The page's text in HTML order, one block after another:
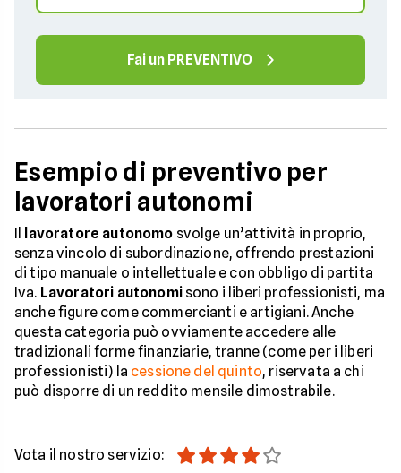
Fai un PREVENTIVO
Esempio di preventivo per
lavoratori autonomi
Il lavoratore autonomo svolge un’attività in proprio,
senza vincolo di subordinazione, offrendo prestazioni
di tipo manuale o intellettuale e con obbligo di partita
Iva. Lavoratori autonomisono i liberi professionisti, ma
anche figure come commercianti e artigiani. Anche
questa categoria può ovviamente accedere alle
tradizionali forme finanziarie, tranne (come per i liberi
professionisti) la cessione del quinto, riservata a chi
può disporre di un reddito mensile dimostrabile.
Vota il nostro servizio: